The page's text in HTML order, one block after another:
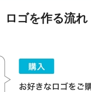
ロゴを作る流れ